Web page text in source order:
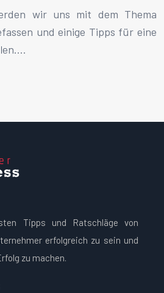
wir uns mit dem Thema
und einige Tipps für eine
Tipps und Ratschläge von
erfolgreich zu sein und
zu machen.